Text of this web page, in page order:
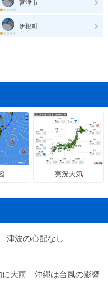
宮津市
伊根町
実況天気
津波の心配なし
に大雨 沖縄は台風の影響